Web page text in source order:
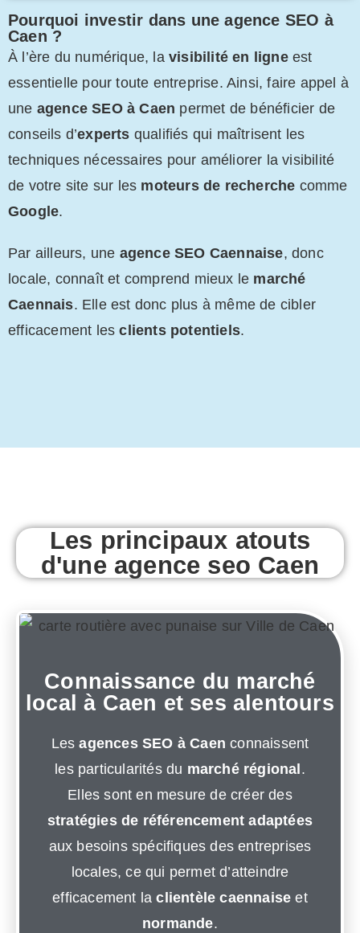
Pourquoi investir dans une agence SEO à
Caen ?
À l’ère du numérique, la visibilité en ligneest
essentielle pour toute entreprise. Ainsi, faire appel à
une agence SEO à Caen permet de bénéficier de
conseils d’experts qualifiés qui maîtrisent les
techniques nécessaires pour améliorer la visibilité
de votre site sur les moteurs de recherche comme
Google.
Par ailleurs, une agence SEO Caennaise, donc
locale, connaît et comprend mieux le marché
Caennais. Elle est donc plus à même de cibler
efficacement lesclients potentiels.
Les principaux atouts
d'une agence seo Caen
Connaissance du marché
local à Caen et ses alentours
Lesagences SEO à Caen connaissent
les particularités du marché régional .
Elles sont en mesure de créer des
stratégies de référencement adaptées
aux besoins spécifiques des entreprises
locales, ce qui permet d’atteindre
efficacement laclientèle caennaise et
normande.